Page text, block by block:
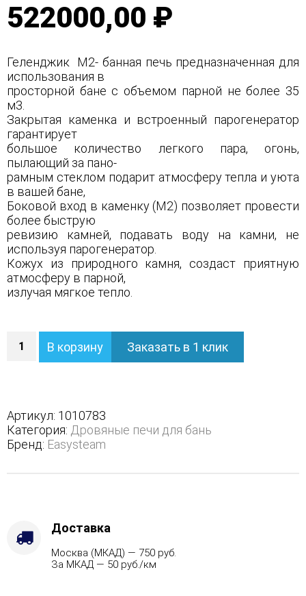
522000,00 ₽
Геленджик М2- банная печь предназначенная для
использования в
просторной бане с объемом парной не более 35
м3.
Закрытая каменка и встроенный парогенератор
гарантирует
большое количество легкого пара, огонь,
пылающий за пано-
рамным стеклом подарит атмосферу тепла и уюта
в вашей бане,
Боковой вход в каменку (М2) позволяет провести
более быструю
ревизию камней, подавать воду на камни, не
используя парогенератор.
Кожух из природного камня, создаст приятную
атмосферу в парной,
излучая мягкое тепло.
Печь
Геленджик
трехстороннем
кожухе
-
Варианты
В корзину Заказать в 1 клик
Артикул: 1010783
Категория: Дровяные печи для бань
Бренд: Easysteam
Доставка
Москва (МКАД) — 750 руб.
За МКАД — 50 руб./км